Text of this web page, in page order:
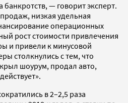
банкротств, — говорит эксперт.
низкая удельная
операционных
рост стоимости привлечения
и привели к минусовой
столкнулись с тем, что
шоурум, продал авто,
в 2–2,5 раза